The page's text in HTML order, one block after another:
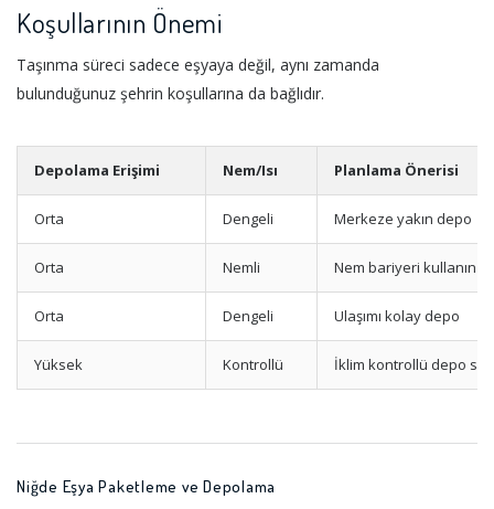
Koşullarının Önemi
Taşınma süreci sadece eşyaya değil, aynı zamanda
bulunduğunuz şehrin koşullarına da bağlıdır.
Depolama Erişimi Nem/Isı Planlama Önerisi
Orta Dengeli Merkeze yakın depo
Orta Nemli Nem bariyeri kullanın
Orta Dengeli Ulaşımı kolay depo
Yüksek Kontrollü İklim kontrollü depo
Niğde Eşya Paketleme ve Depolama